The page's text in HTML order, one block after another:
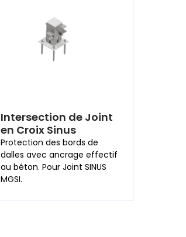
Intersection de Joint
en Croix Sinus
Protection des bords de
dalles avec ancrage effectif
au béton. Pour Joint SINUS
MGSI.